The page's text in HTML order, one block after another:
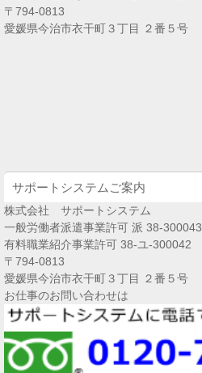
〒794-0813
愛媛県今治市衣干町３丁目 ２番５号
サポートシステムご案内
株式会社 サポートシステム
一般労働者派遣事業許可 派 38-300043
有料職業紹介事業許可 38-ユ-300042
〒794-0813
愛媛県今治市衣干町３丁目 ２番５号
お仕事のお問い合わせは